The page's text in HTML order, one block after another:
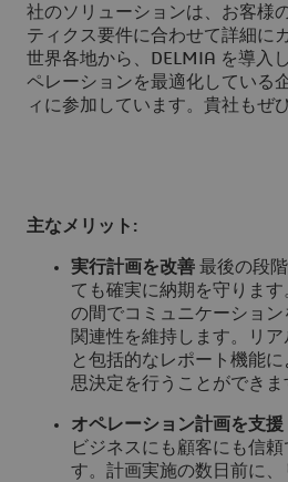
社のソリューションは、お客様
ティクス要件に合わせて詳細に
世界各地から、DELMIA を導入
ペレーションを最適化している
ィに参加しています。貴社もぜ
主なメリット:
実行計画を改善 最後の段
ても確実に納期を守りま
の間でコミュニケーション
関連性を維持します。リ
と包括的なレポート機能
思決定を行うことができま
オペレーション計画を支援
ビジネスにも顧客にも信
す。計画実施の数日前に、